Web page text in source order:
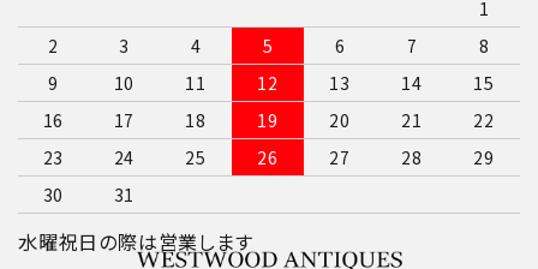
1
2
3 4 5 6 7
8
9
10 11 12 13 14
15
16
17 18 19 20 21
22
23
24 25 26 27 28
29
30
31
水曜祝日の際は営業します